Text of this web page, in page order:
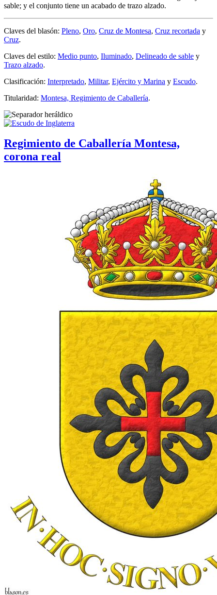
sable; y el conjunto tiene un acabado de trazo alzado.
Claves del blasón: Pleno, Oro, Cruz de Montesa, Cruz recortada y
Cruz.
Claves del estilo: Medio punto, Iluminado, Delineado de sable y
Trazo alzado.
Clasificación: Interpretado, Militar, Ejército y Marina y Escudo.
Titularidad: Montesa, Regimiento de Caballería.
Regimiento de Caballería Montesa,
corona real